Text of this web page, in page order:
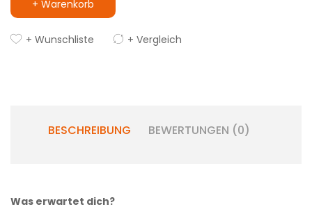
+ Warenkorb
+ Wunschliste + Vergleich
BESCHREIBUNG BEWERTUNGEN (0)
Was erwartet dich?